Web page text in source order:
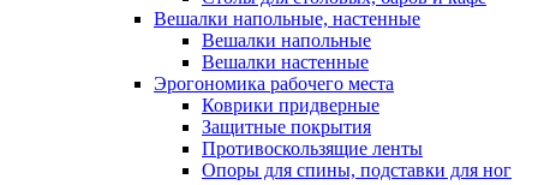
Вешалки напольные, настенные
Вешалки напольные
Вешалки настенные
Эрогономика рабочего места
Коврики придверные
Защитные покрытия
Противоскользящие ленты
Опоры для спины, подставки для ног